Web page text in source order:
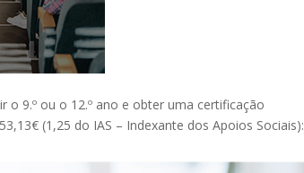
9.º ou o 12.º ano e obter uma certificação
(1,25 do IAS – Indexante dos Apoios Sociais):